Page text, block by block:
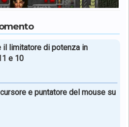
il limitatore di potenza in
e 10
e puntatore del mouse su